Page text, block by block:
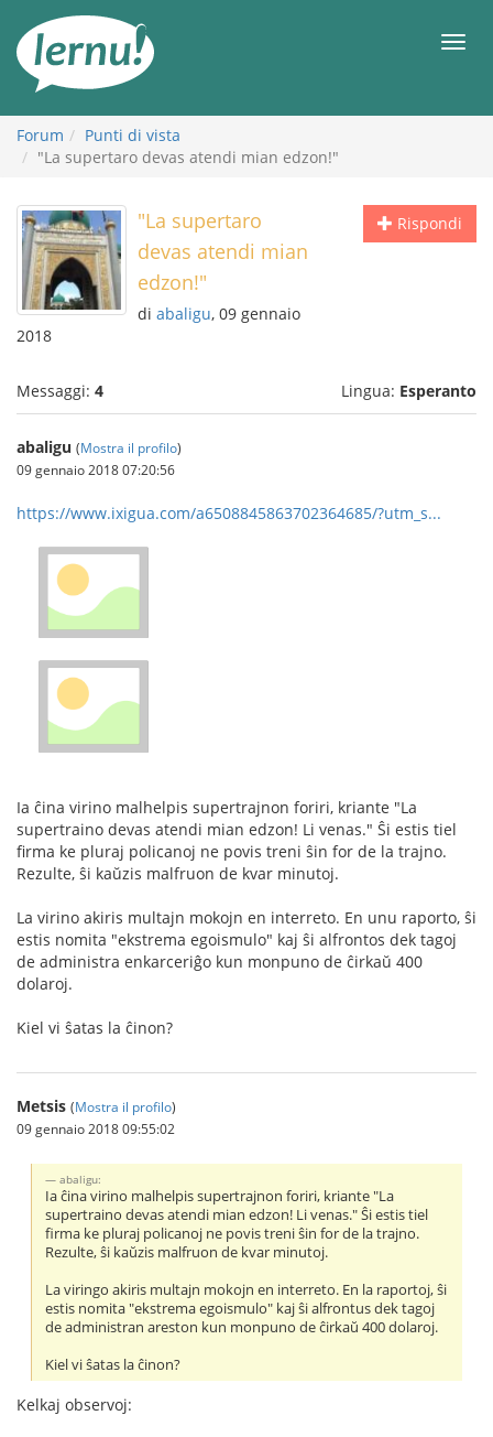
all’indice
Forum
Punti di vista
"La supertaro devas atendi mian edzon!"
Rispondi
"La supertaro
devas atendi mian
edzon!"
di abaligu, 09 gennaio
2018
Messaggi: 4 Lingua: Esperanto
abaligu (Mostra il profilo)
09 gennaio 2018 07:20:56
https://www.ixigua.com/a6508845863702364685/?utm_s...
Ia ĉina virino malhelpis supertrajnon foriri, kriante "La
supertraino devas atendi mian edzon! Li venas." Ŝi estis tiel
firma ke pluraj policanoj ne povis treni ŝin for de la trajno.
Rezulte, ŝi kaŭzis malfruon de kvar minutoj.
La virino akiris multajn mokojn en interreto. En unu raporto, ŝi
estis nomita "ekstrema egoismulo" kaj ŝi alfrontos dek tagoj
de administra enkarceriĝo kun monpuno de ĉirkaŭ 400
dolaroj.
Kiel vi ŝatas la ĉinon?
Metsis (Mostra il profilo)
09 gennaio 2018 09:55:02
abaligu:
Ia ĉina virino malhelpis supertrajnon foriri, kriante "La
supertraino devas atendi mian edzon! Li venas." Ŝi estis tiel
firma ke pluraj policanoj ne povis treni ŝin for de la trajno.
Rezulte, ŝi kaŭzis malfruon de kvar minutoj.
La viringo akiris multajn mokojn en interreto. En la raportoj, ŝi
estis nomita "ekstrema egoismulo" kaj ŝi alfrontus dek tagoj
de administran areston kun monpuno de ĉirkaŭ 400 dolaroj.
Kiel vi ŝatas la ĉinon?
Kelkaj observoj: